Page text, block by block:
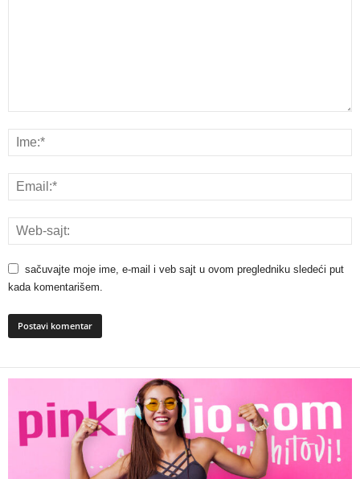
sačuvajte moje ime, e-mail i veb sajt u ovom pregledniku sledeći put
kada komentarišem.